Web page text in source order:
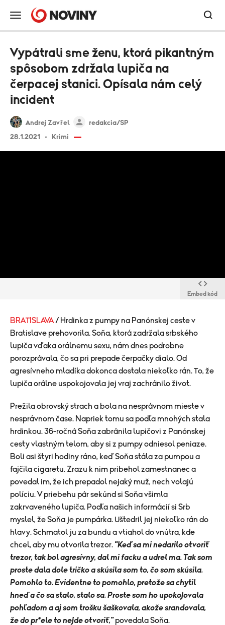
Andrej Zavřel
redakcia/SP
28.1.2021
Krimi
Vypátrali sme ženu, ktorá pikantným
spôsobom zdržala lupiča na
čerpacej stanici. Opísala nám celý
incident
Embed kód
BRATISLAVA / Hrdinka z pumpy na Panónskej ceste v
Bratislave prehovorila. Soňa, ktorá zadržala srbského
lupiča vďaka orálnemu sexu, nám dnes podrobne
porozprávala, čo sa pri prepade čerpačky dialo. Od
agresívneho mladíka dokonca dostala niekoľko rán. To, že
lupiča orálne uspokojovala jej vraj zachránilo život.
Prežila obrovský strach a bola na nesprávnom mieste v
nesprávnom čase. Napriek tomu sa podľa mnohých stala
hrdinkou. 36-ročná Soňa zabránila lupičovi z Panónskej
cesty vlastným telom, aby si z pumpy odniesol peniaze.
Boli asi štyri hodiny ráno, keď Soňa stála za pumpou a
fajčila cigaretu. Zrazu k nim pribehol zamestnanec a
povedal im, že ich prepadol nejaký muž, nech volajú
políciu. V priebehu pár sekúnd si Soňa všimla
zakrvaveného lupiča. Podľa našich informácií si Srb
myslel, že Soňa je pumpárka. Uštedril jej niekoľko rán do
hlavy. Schmatol ju za bundu a vtiahol do vnútra, kde
chcel, aby mu otvorila trezor. "Keď sa mi nedarilo otvoriť
trezor, tak bol agresívny, dal mi facku a udrel ma. Tak som
proste dala dole tričko a skúsila som to, čo som skúsila.
Pomohlo to. Evidentne to pomohlo, pretože sa chytil
hneď a čo sa stalo, stalo sa. Proste som ho upokojovala
pohľadom a aj som trošku šaškovala, akože srandovala,
že do pr*ele to nejde otvoriť,"povedala Soňa.